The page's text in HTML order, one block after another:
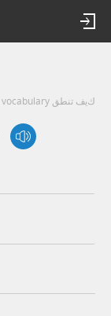
كيف تنطق vocabulary بالإنجليزية